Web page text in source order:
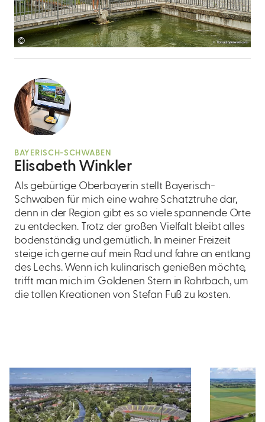
©
BAYERISCH-SCHWABEN
Elisabeth Winkler
Als gebürtige Oberbayerin stellt Bayerisch-
Schwaben für mich eine wahre Schatztruhe dar,
denn in der Region gibt es so viele spannende Orte
zu entdecken. Trotz der großen Vielfalt bleibt alles
bodenständig und gemütlich. In meiner Freizeit
steige ich gerne auf mein Rad und fahre an entlang
des Lechs. Wenn ich kulinarisch genießen möchte,
trifft man mich im Goldenen Stern in Rohrbach, um
die tollen Kreationen von Stefan Fuß zu kosten.